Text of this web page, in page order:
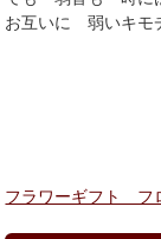
お互いに 弱いキモ
フラワーギフト フ